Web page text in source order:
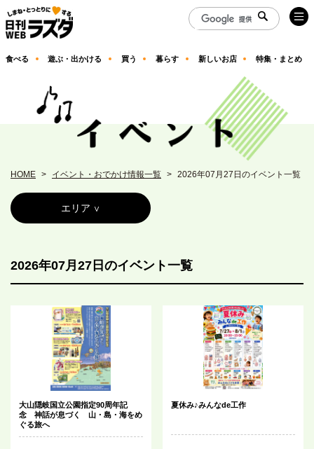
食べる 遊ぶ・出かける 買う 暮らす 新しいお店 特集・まとめ
HOME イベント・おでかけ情報一覧 2026年07月27日のイベント一覧
エリア
2026年07月27日のイベント一覧
大山隠岐国立公園指定90周年記
念 神話が息づく 山・島・海をめ
ぐる旅へ
夏休み♪みんなde工作